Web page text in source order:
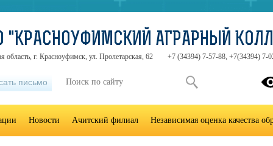
"КРАСНОУФИМСКИЙ АГРАРНЫЙ
область, г. Красноуфимск, ул. Пролетарская, 62 +7 (34394) 7-57-88, +7(34394) 7-
письмо
Новости Ачитский филиал Независимая оценка качества